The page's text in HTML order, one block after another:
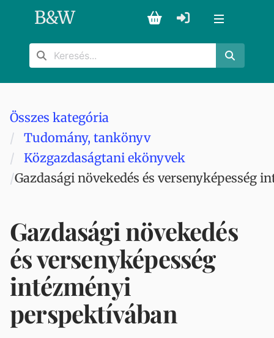
B&W
Összes kategória
Tudomány, tankönyv
Közgazdaságtani ekönyvek
Gazdasági növekedés és versenyképesség
Gazdasági növekedés
és versenyképesség
intézményi
perspektívában